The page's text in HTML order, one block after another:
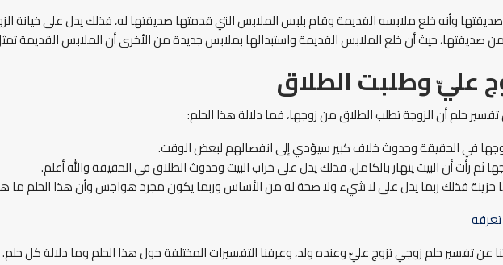
صديقتها وأنه خلع ملابسه القديمة وقام بلبس الملابس التي قدمتها صديقتها له، فذلك يدل على خيانة
صديقتها، حيث أن خلع الملابس القديمة واستبدالها بملابس جديدة من الأخرى أن الملابس القديمة
عليّ وطلبت الطلاق
حلم أن الزوجة تطلب الطلاق من زوجها، فما دلالة هذا الحلم:
في الحقيقة وحدوث خلاف كبير سيؤدي إلى انفصالهم لبعض الوقت.
ثم رأت أن البيت ينهار بالكامل، فذلك يدل على خراب البيت وحدوث الطلاق في الحقيقة والله أعلم.
حزينة فذلك ربما يدل على لا شيء ولا صحة له من الأساس وربما يكون مجرد هواجس وأن هذا الحلم ما
عن تفسير حلم زوجي تزوج عليّ وعنده ولد، وعرفنا التفسيرات المختلفة حول هذا الحلم وما دلالة كل حلم.